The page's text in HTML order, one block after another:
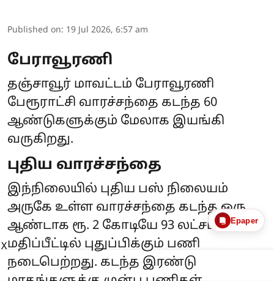
Published on: 19 Jul 2026, 6:57 am
பேராவூரணி
தஞ்சாவூர் மாவட்டம் பேராவூரணி
பேரூராட்சி வாரச்சந்தை கடந்த 60
ஆண்டுகளுக்கும் மேலாக இயங்கி
வருகிறது.
புதிய வாரச்சந்தை
இந்நிலையில் புதிய பஸ் நிலையம்
அருகே உள்ள வாரச்சந்தை கடந்த ஒரு
ஆண்டாக ரூ. 2 கோடியே 93 லட்சம்
மதிப்பீட்டில் புதுப்பிக்கும் பணி
நடைபெற்றது. கடந்த இரண்டு
Epaper
X